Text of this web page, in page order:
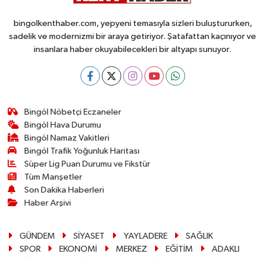
bingolkenthaber.com, yepyeni temasıyla sizleri buluştururken,
sadelik ve modernizmi bir araya getiriyor. Şatafattan kaçınıyor ve
insanlara haber okuyabilecekleri bir altyapı sunuyor.
Bingöl Nöbetçi Eczaneler
Bingöl Hava Durumu
Bingöl Namaz Vakitleri
Bingöl Trafik Yoğunluk Haritası
Süper Lig Puan Durumu ve Fikstür
Tüm Manşetler
Son Dakika Haberleri
Haber Arşivi
GÜNDEM SİYASET YAYLADERE
SAĞLIK
SPOR
EKONOMİ MERKEZ EĞİTİM
ADAKLI